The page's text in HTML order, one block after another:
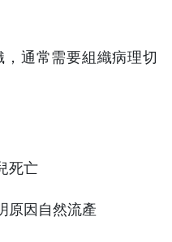
通常需要組織病理切
死亡
原因自然流產